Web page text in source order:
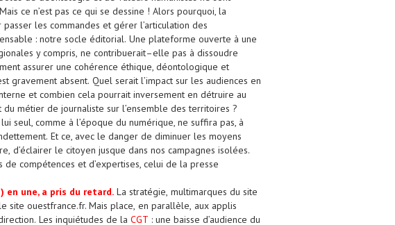
Mais ce n’est pas ce qui se dessine ! Alors pourquoi, la
passer les commandes et gérer l’articulation des
: notre socle éditorial. Une plateforme ouverte à une
y compris, ne contribuerait–elle pas à dissoudre
assurer une cohérence éthique, déontologique et
gravement absent. Quel serait l’impact sur les audiences en
et combien cela pourrait inversement en détruire au
du métier de journaliste sur l’ensemble des territoires ?
lui seul, comme à l’époque du numérique, ne suffira pas, à
. Et ce, avec le danger de diminuer les moyens
d’éclairer le citoyen jusque dans nos campagnes isolées.
de compétences et d’expertises, celui de la presse
en une, a pris du retard. La stratégie, multimarques du site
site ouestfrance.fr. Mais place, en parallèle, aux applis
. Les inquiétudes de la CGT : une baisse d’audience du